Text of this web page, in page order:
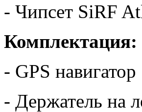
- Чипсет SiRF
Комплектация:
- GPS навигатор
- Держатель на